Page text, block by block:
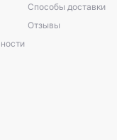
Способы доставки
Отзывы